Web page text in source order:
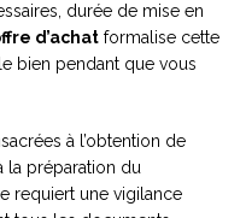
durée de mise en
d’achat formalise cette
bien pendant que vous
à l’obtention de
la préparation du
requiert une vigilance